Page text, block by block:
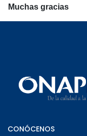
Muchas gracias
CONÓCENOS